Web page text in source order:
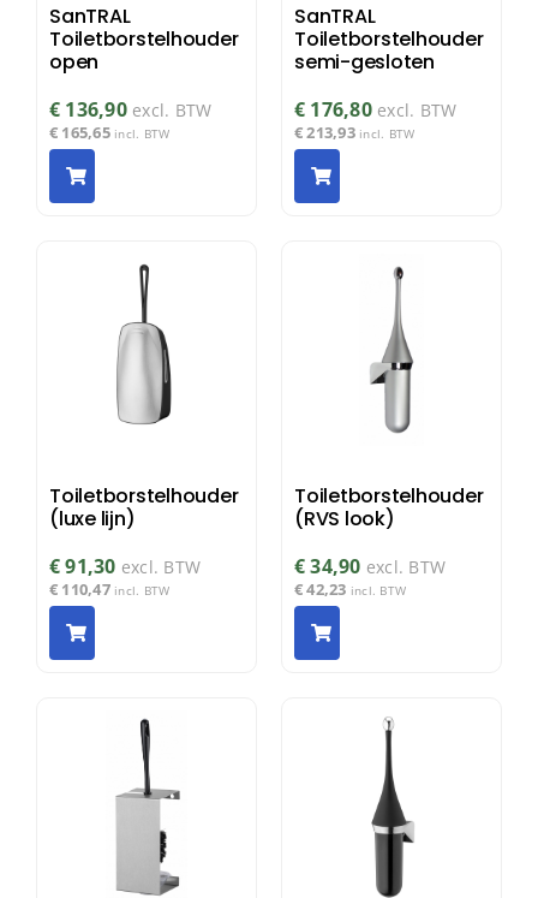
SanTRAL
Toiletborstelhouder
open
€ 136,90 excl. BTW
€ 165,65 incl. BTW
SanTRAL
Toiletborstelhouder
semi-gesloten
€ 176,80 excl. BTW
€213,93 incl. BTW
Toiletborstelhouder
(luxe lijn)
€91,30 excl. BTW
€ 110,47 incl. BTW
Toiletborstelhouder
(RVS look)
€34,90 excl. BTW
€42,23 incl. BTW